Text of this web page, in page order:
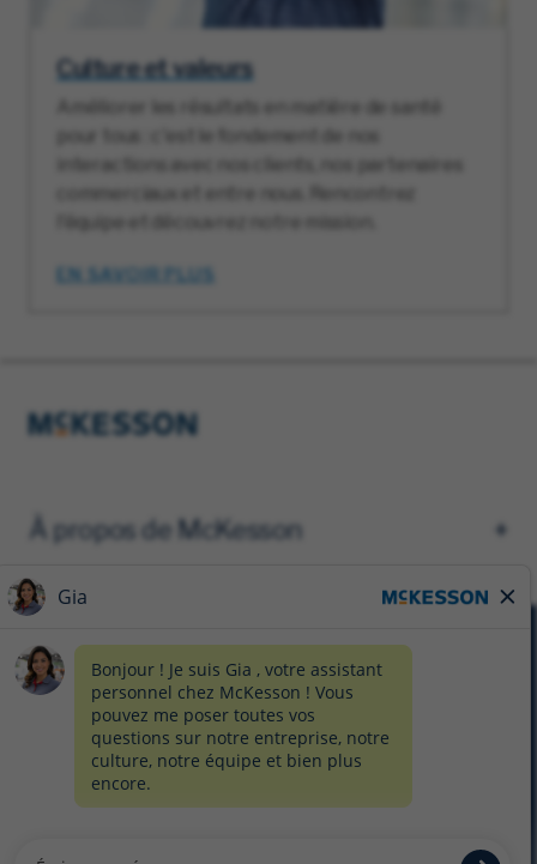
Culture et valeurs
Améliorer les résultats en matière de santé
pour tous : c'est le fondement de nos
interactions avec nos clients, nos partenaires
commerciaux et entre nous. Rencontrez
l'équipe et découvrez notre mission.
EN SAVOIR PLUS
À propos de McKesson
AVIS DE CONFIDENTIALITÉ
FORMULAIRE DE CONFIDENTIALITÉ
PRÉFÉRENCES EN MATIÈRE DE TÉMOINS
PLAN DU SITE